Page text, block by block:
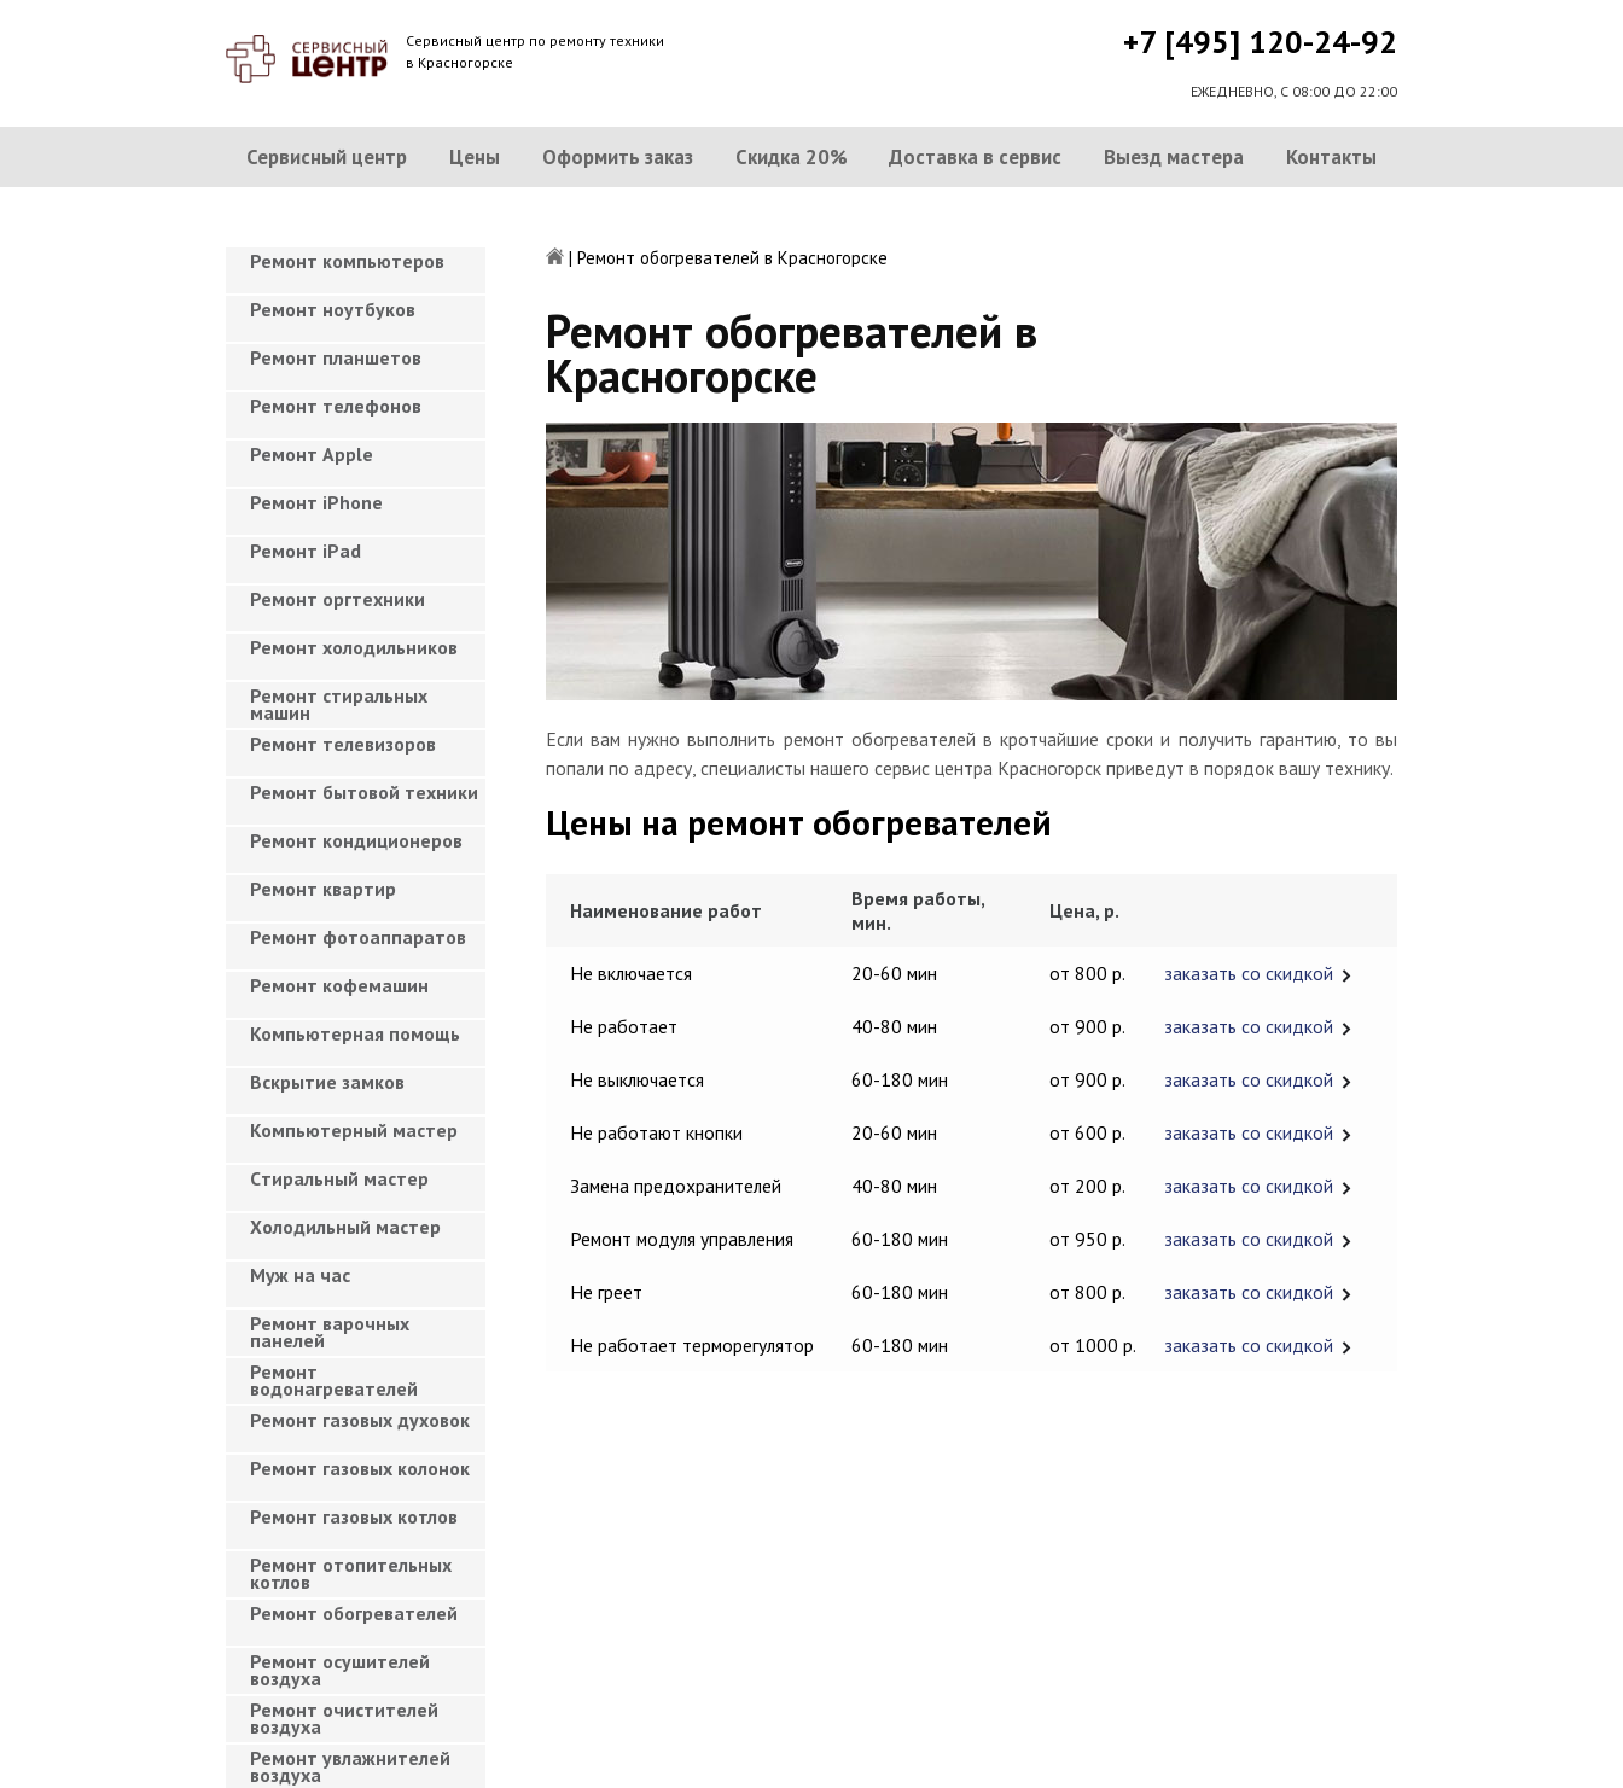
Сервисный центр по ремонту техники
в Красногорске
+7 [495] 120-24-92
ЕЖЕДНЕВНО, С 08:00 ДО 22:00
Сервисный центр Цены Оформить заказ Скидка 20% Доставка в сервис Выезд мастера Контакты
| Ремонт обогревателей в Красногорске
Ремонт обогревателей в
Красногорске
Если вам нужно выполнить ремонт обогревателей в кротчайшие сроки и получить гарантию, то вы
попали по адресу, специалисты нашего сервис центра Красногорск приведут в порядок вашу технику.
Цены на ремонт обогревателей
Наименование работ
Время работы,
мин.
Цена, р.
Не включается 20-60 мин от 800 р. заказать со скидкой
Не работает 40-80 мин от 900 р. заказать со скидкой
Не выключается 60-180 мин от 900 р. заказать со скидкой
Не работают кнопки 20-60 мин от 600 р. заказать со скидкой
Замена предохранителей 40-80 мин от 200 р. заказать со скидкой
Ремонт модуля управления 60-180 мин от 950 р. заказать со скидкой
Не греет 60-180 мин от 800 р. заказать со скидкой
Не работает терморегулятор 60-180 мин от 1000 р. заказать со скидкой
Ремонт компьютеров
Ремонт ноутбуков
Ремонт планшетов
Ремонт телефонов
Ремонт Apple
Ремонт iPhone
Ремонт iPad
Ремонт оргтехники
Ремонт холодильников
Ремонт стиральных
машин
Ремонт телевизоров
Ремонт бытовой техники
Ремонт кондиционеров
Ремонт квартир
Ремонт фотоаппаратов
Ремонт кофемашин
Компьютерная помощь
Вскрытие замков
Компьютерный мастер
Cтиральный мастер
Холодильный мастер
Муж на час
Ремонт варочных
панелей
Ремонт
водонагревателей
Ремонт газовых духовок
Ремонт газовых колонок
Ремонт газовых котлов
Ремонт отопительных
котлов
Ремонт обогревателей
Ремонт осушителей
воздуха
Ремонт очистителей
воздуха
Ремонт увлажнителей
воздуха